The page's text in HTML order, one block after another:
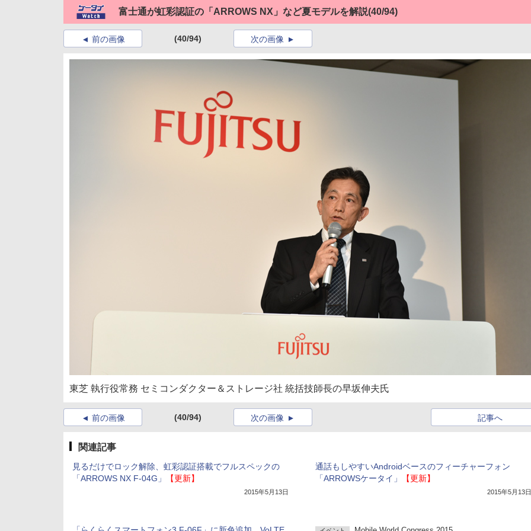
富士通が虹彩認証の「ARROWS NX」など夏モデルを解説(40/94)
前の画像 (40/94) 次の画像
東芝 執行役常務 セミコンダクター＆ストレージ社 統括技師長の早坂伸夫氏
前の画像 (40/94) 記事へ
次の画像
関連記事
見るだけでロック解除、虹彩認証搭載でフルスペックの
「ARROWS NX F-04G」
【更新】
2015年5月13日
通話もしやすいAndroidベースのフィーチャーフォン
「ARROWSケータイ」
【更新】
2015年5月13日